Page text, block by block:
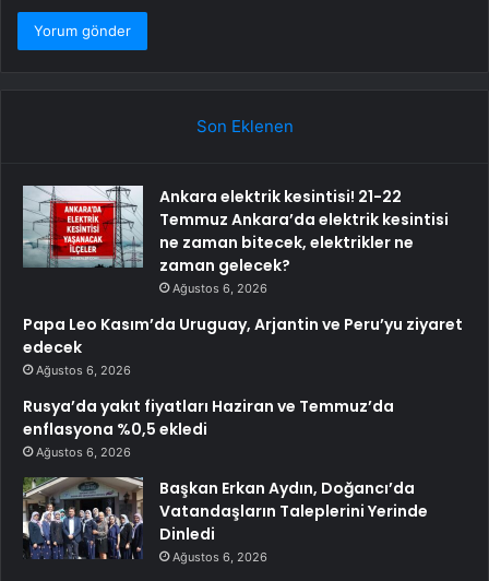
Son Eklenen
Ankara elektrik kesintisi! 21-22
Temmuz Ankara’da elektrik kesintisi
ne zaman bitecek, elektrikler ne
zaman gelecek?
Ağustos 6, 2026
Papa Leo Kasım’da Uruguay, Arjantin ve Peru’yu ziyaret
edecek
Ağustos 6, 2026
Rusya’da yakıt fiyatları Haziran ve Temmuz’da
enflasyona %0,5 ekledi
Ağustos 6, 2026
Başkan Erkan Aydın, Doğancı’da
Vatandaşların Taleplerini Yerinde
Dinledi
Ağustos 6, 2026